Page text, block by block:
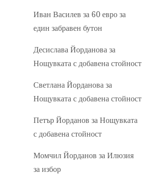
Иван Василев за 60 евро за
един забравен бутон
Десислава Йорданова за
Нощувката с добавена стойност
Светлана Йорданова за
Нощувката с добавена стойност
Петър Йорданов за Нощувката
с добавена стойност
Момчил Йорданов за Илюзия
за избор